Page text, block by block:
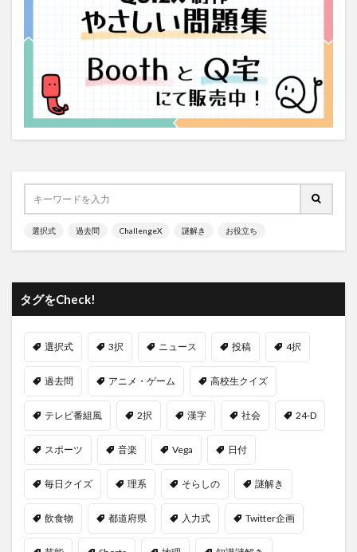
選択式 過去問 ChallengeX 謎解き お役立ち
タグをCheck!
選択式 3択 ニュース 投稿 4択
過去問 アニメ・ゲーム 高校生クイズ
テレビ番組風 2択 漢字 社会 24-D
スポーツ 音楽 Vega 日付
毎日クイズ 理系 そらしの 謎解き
飲食物 都道府県 入力式 Twitter企画